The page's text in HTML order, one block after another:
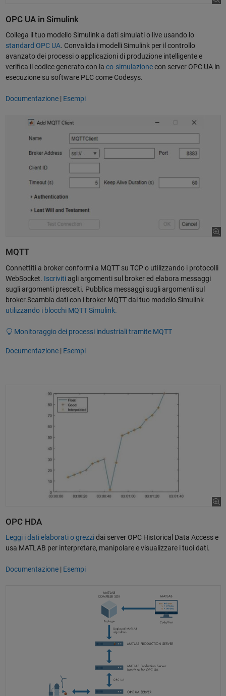
OPC UA in Simulink
Collega il tuo modello Simulink a dati simulati o live usando lo
standard OPC UA. Convalida i modelli Simulink per il controllo
avanzato dei processi o applicazioni di produzione intelligente e
verifica il codice generato con la co-simulazionecon server OPC UA in
esecuzione su software PLC come Codesys.
Documentazione| Esempi
MQTT
Connettiti a broker conformi a MQTT su TCP o utilizzando i protocolli
WebSocket. Iscrivitiagli argomenti sul broker ed elabora messaggi
sugli argomenti prescelti. Pubblica messaggi sugli argomenti sul
broker.Scambia dati con i broker MQTT dal tuo modello Simulink
utilizzando i blocchi MQTT Simulink.
Monitoraggio dei processi industriali tramite MQTT
Documentazione| Esempi
OPC HDA
Leggi i dati elaborati o grezzidai server OPC Historical Data Access e
usa MATLAB per interpretare, manipolare e visualizzare i tuoi dati.
Documentazione| Esempi